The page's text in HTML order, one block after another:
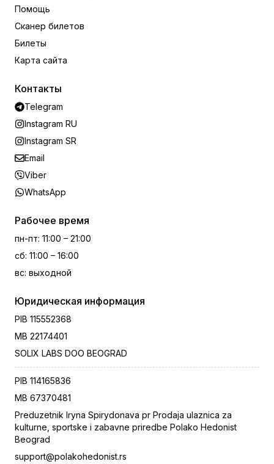
Помощь
Сканер билетов
Билеты
Карта сайта
Контакты
Telegram
Instagram RU
Instagram SR
Email
Viber
WhatsApp
Рабочее время
пн-пт: 11:00 – 21:00
сб: 11:00 – 16:00
вс: выходной
Юридическая информация
PIB 115552368
MB 22174401
SOLIX LABS DOO BEOGRAD
PIB 114165836
MB 67370481
Preduzetnik Iryna Spirydonava pr Prodaja ulaznica za
kulturne, sportske i zabavne priredbe Polako Hedonist
Beograd
support@polakohedonist.rs